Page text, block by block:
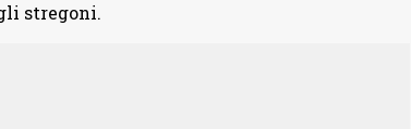
stregoni.